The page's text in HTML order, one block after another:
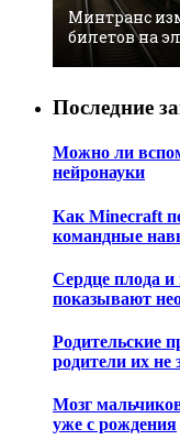
Минтранс
билетов на
Последние
Можно ли
нейронауки
Как Minecraft
командные
Сердце плода
показывают
Родительские
родители их не
Мозг
уже с рождения